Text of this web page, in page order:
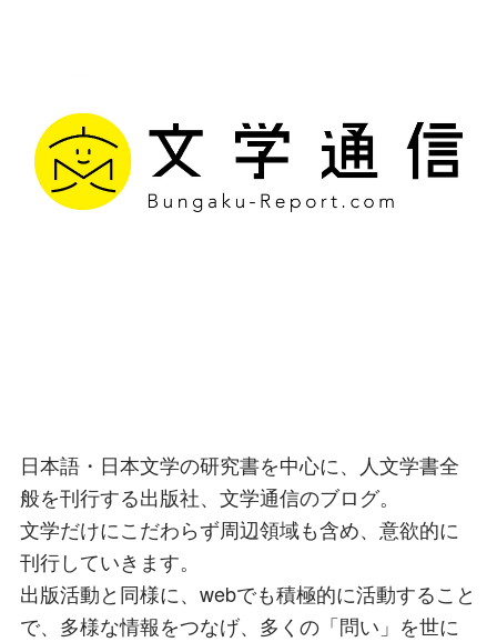
日本語・日本文学の研究書を中心に、人文学書全
般を刊行する出版社、文学通信のブログ。
文学だけにこだわらず周辺領域も含め、意欲的に
刊行していきます。
出版活動と同様に、webでも積極的に活動すること
で、多様な情報をつなげ、多くの「問い」を世に